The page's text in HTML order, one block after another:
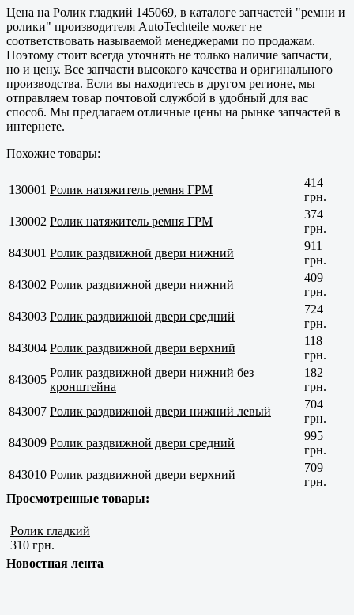
Цена на Ролик гладкий 145069, в каталоге запчастей "ремни и
ролики" производителя AutoTechteile может не
соответствовать называемой менеджерами по продажам.
Поэтому стоит всегда уточнять не только наличие запчасти,
но и цену. Все запчасти высокого качества и оригинального
производства. Если вы находитесь в другом регионе, мы
отправляем товар почтовой службой в удобный для вас
способ. Мы предлагаем отличные цены на рынке запчастей в
интернете.
Похожие товары:
130001 Ролик натяжитель ремня ГРМ
414
грн.
130002 Ролик натяжитель ремня ГРМ
374
грн.
843001 Ролик раздвижной двери нижний
911
грн.
843002 Ролик раздвижной двери нижний
409
грн.
843003 Ролик раздвижной двери средний
724
грн.
843004 Ролик раздвижной двери верхний
118
грн.
843005
Ролик раздвижной двери нижний без
кронштейна
182
грн.
843007 Ролик раздвижной двери нижний левый
704
грн.
843009 Ролик раздвижной двери средний
995
грн.
843010 Ролик раздвижной двери верхний
709
грн.
Просмотренные товары:
Ролик гладкий
310 грн.
Новостная лента